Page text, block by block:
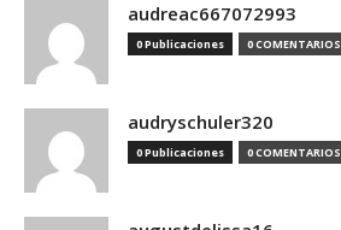
audreac667072993
0 Publicaciones 0 COMENTARIOS
audryschuler320
0 Publicaciones 0 COMENTARIOS